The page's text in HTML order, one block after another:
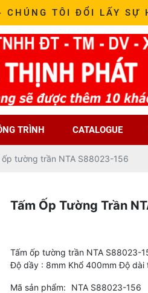
CHÚNG TÔI ĐỔI LẤY SỰ
TRÌNH CATALOGUE
ốp tường trần NTA S88023-156
Tấm Ốp Tường Trần
Tấm ốp tường trần NTA S88023-
Độ dầy : 8mm Khổ 400mm Độ dài
Mã sản phẩm:
NTA S88023-156